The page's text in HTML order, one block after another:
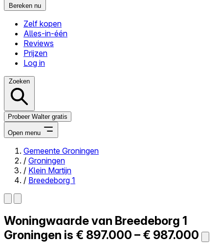
Bereken nu
Zelf kopen
Alles-in-één
Reviews
Prijzen
Log in
Zoeken
Probeer Walter gratis
Open menu
Close menu
Zelf kopen
Alles-in-één
Reviews
Gemeente Groningen
/ Groningen
/ Klein Martijn
/ Breedeborg 1
Woningwaarde van Breedeborg 1
Groningen is € 897.000 – € 987.000